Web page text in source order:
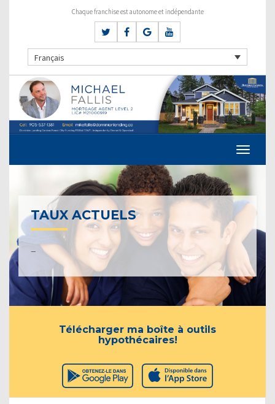
Chaque franchise est autonome et indépendante
Français
TAUX ACTUELS
–
Télécharger ma boîte à outils
hypothécaires!